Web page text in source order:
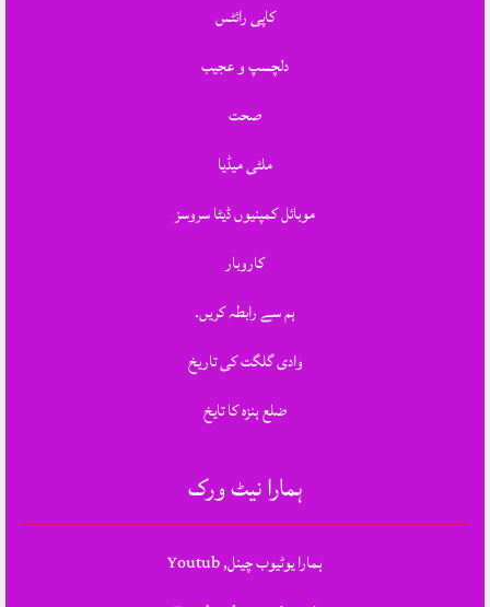
کاپی رائٹس
دلچسپ و عجیب
صحت
ملٹی میڈیا
موبائل کمپنیوں ڈیٹا سروسز
کاروبار
ہم سے رابطہ کریں.
وادی گلگت کی تاریخ
ضلع ہنزہ کا تایخ
ہمارا نیٹ ورک
ہمارا یوٹیوب چینل, Youtub